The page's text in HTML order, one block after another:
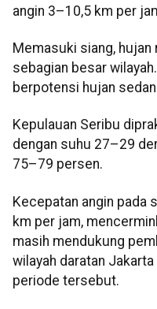
angin 3–10,5 km per
Memasuki siang,
sebagian besar
berpotensi hujan
Kepulauan Seribu
dengan suhu 27–29
75–79 persen.
Kecepatan angin pada
km per jam,
masih mendukung
wilayah daratan
periode tersebut.